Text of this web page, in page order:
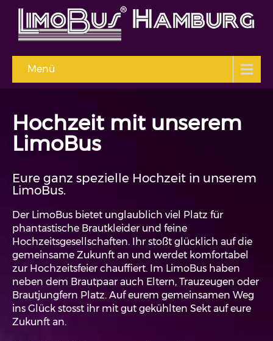
Menü
Hochzeit mit unserem
LimoBus
Eure ganz spezielle Hochzeit in unserem
LimoBus.
Der LimoBus bietet unglaublich viel Platz für
phantastische Brautkleider und feine
Hochzeitsgesellschaften. Ihr stoßt glücklich auf die
gemeinsame Zukunft an und werdet komfortabel
zur Hochzeitsfeier chauffiert. Im LimoBus haben
neben dem Brautpaar auch Eltern, Trauzeugen oder
Brautjungfern Platz. Auf eurem gemeinsamen Weg
ins Glück stosst ihr mit gut gekühlten Sekt auf eure
Zukunft an.